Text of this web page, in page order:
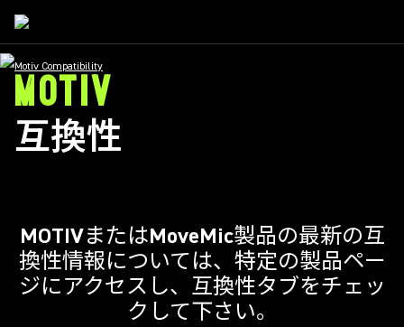
Motiv Compatibility
MOTIV
互換性
MOTIVまたはMoveMic製品の最新の互
換性情報については、特定の製品ペー
ジにアクセスし、 互換性タブをチェッ
クして下さい。